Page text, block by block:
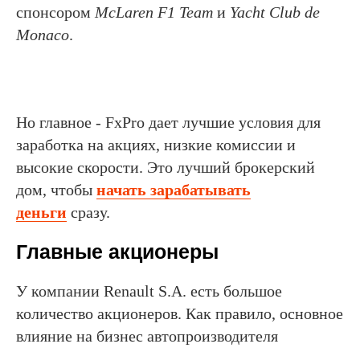
спонсором McLaren F1 Team и Yacht Club de
Monaco.
Но главное - FxPro дает лучшие условия для
заработка на акциях, низкие комиссии и
высокие скорости. Это лучший брокерский
дом, чтобы начать зарабатывать
деньги сразу.
Главные акционеры
У компании Renault S.A. есть большое
количество акционеров. Как правило, основное
влияние на бизнес автопроизводителя